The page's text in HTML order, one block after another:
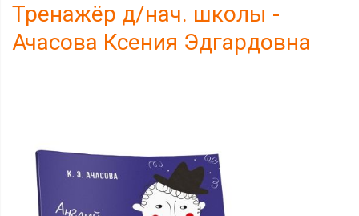
Тренажёр д/нач. школы -
Ачасова Ксения Эдгардовна